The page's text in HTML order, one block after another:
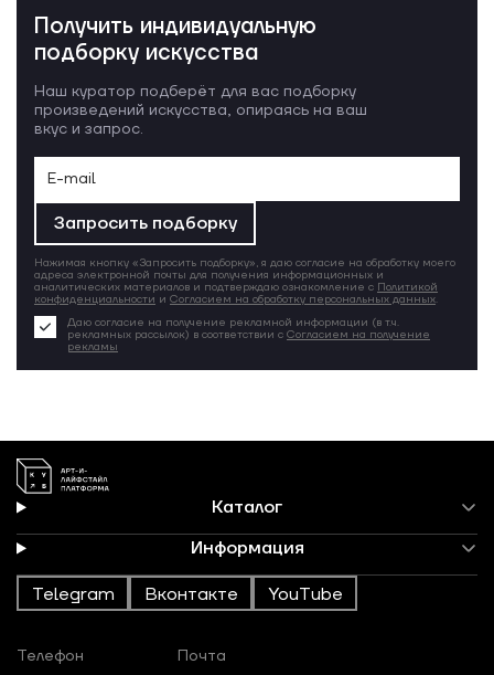
Получить индивидуальную
подборку искусства
Наш куратор подберёт для вас подборку
произведений искусства, опираясь на ваш
вкус и запрос.
Запросить подборку
Нажимая кнопку «Запросить подборку», я даю согласие на обработку моего
адреса электронной почты для получения информационных и
аналитических материалов и подтверждаю ознакомление с Политикой
конфиденциальности и Согласием на обработку персональных данных.
Даю согласие на получение рекламной информации (в т.ч.
рекламных рассылок) в соответствии с Согласием на получение
рекламы
Каталог
Информация
Telegram Вконтакте YouTube
Телефон Почта